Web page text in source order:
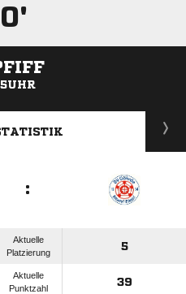
:
Aktuelle
Platzierung
5
Aktuelle
Punktzahl
39